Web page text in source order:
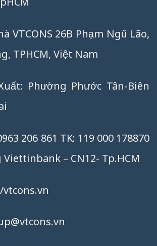
VTCONS 26B Phạm Ngũ Lão,
TPHCM, Việt Nam
Phường Phước Tân-Biên
206 861 TK: 119 000 178870
– CN12- Tp.HCM